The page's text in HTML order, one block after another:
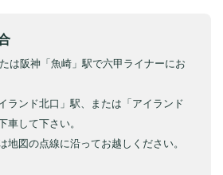
は阪神「魚崎」駅で六甲ライナーにお
ランド北口」駅、または「アイランド
車して下さい。
地図の点線に沿ってお越しください。